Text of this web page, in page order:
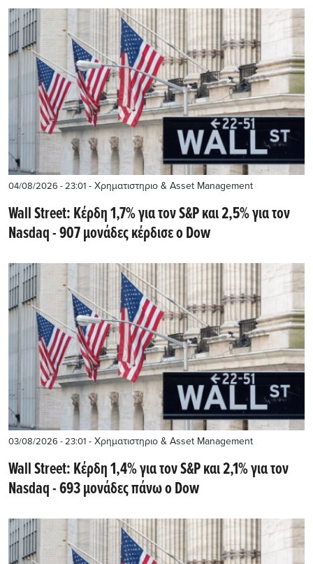
04/08/2026 - 23:01 - Χρηματιστηριο & Asset Management
Wall Street: Κέρδη 1,7% για τον S&P και 2,5% για τον
Nasdaq - 907 μονάδες κέρδισε ο Dow
03/08/2026 - 23:01 - Χρηματιστηριο & Asset Management
Wall Street: Κέρδη 1,4% για τον S&P και 2,1% για τον
Nasdaq - 693 μονάδες πάνω ο Dow